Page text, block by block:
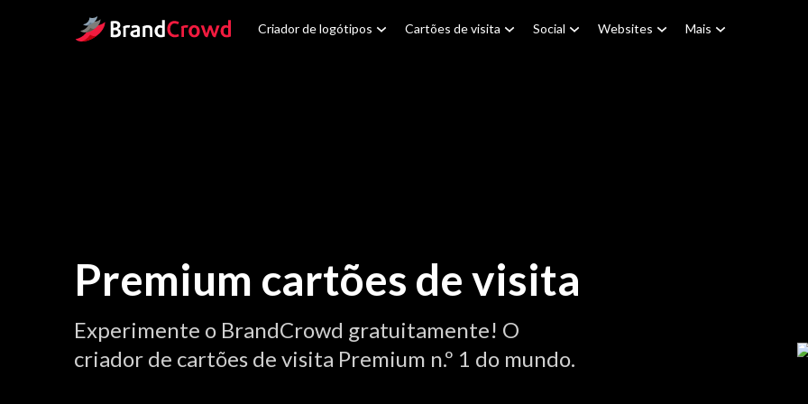
Site Logo Criador de logótipos Cartões de visita Social Websites Mais
Premium cartões de visita
Experimente o BrandCrowd gratuitamente! O
criador de cartões de visita Premium n.º 1 do mundo.